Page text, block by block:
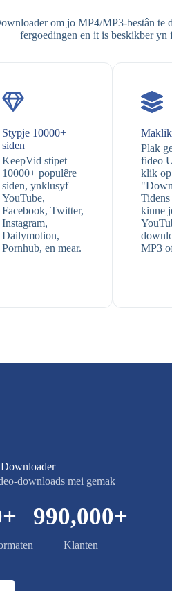
om jo MP4/MP3-bestân
fergoedingen en it is beskikber
Stypje 10000+
siden
KeepVid stipet
10000+ populêre
siden, ynklusyf
YouTube,
Facebook, Twitter,
Instagram,
Dailymotion,
Pornhub, en mear.
Plak
fideo
klik op
kinne
MP3
downloads mei gemak
+
Klanten
990,000+